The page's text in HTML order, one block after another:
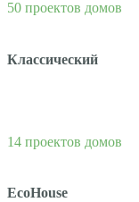
50 проектов домов
Классический
14 проектов домов
EcoHouse